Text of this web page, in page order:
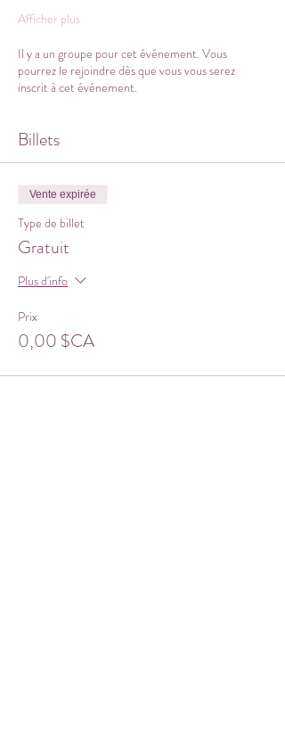
Afficher plus
Il y a un groupe pour cet événement. Vous
pourrez le rejoindre dès que vous vous serez
inscrit à cet événement.
Billets
Vente expirée
Type de billet
Gratuit
Plus d'info
Prix
0,00 $CA